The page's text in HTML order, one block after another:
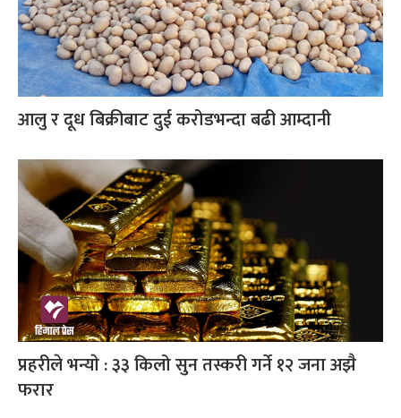
आलु र दूध बिक्रीबाट दुई करोडभन्दा बढी आम्दानी
प्रहरीले भन्याे : ३३ किलो सुन तस्करी गर्ने १२ जना अझै
फरार